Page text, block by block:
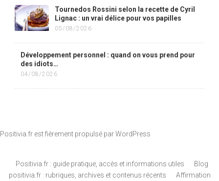
Tournedos Rossini selon la recette de Cyril
Lignac : un vrai délice pour vos papilles
05/08/2026
Développement personnel : quand on vous prend pour
des idiots…
04/08/2026
Positivia.fr est fièrement propulsé parWordPress
Positivia.fr : guide pratique, accès et informations utiles
Blog
positivia.fr : rubriques, archives et contenus récents
Affirmation